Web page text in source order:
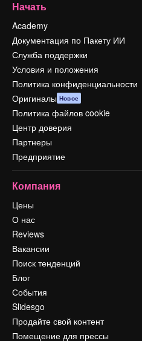
Начать
Academy
Документация по Пакету ИИ
Служба поддержки
Условия и положения
Политика конфиденциальности
Оригиналы Новое
Политика файлов cookie
Центр доверия
Партнеры
Предприятие
Компания
Цены
О нас
Reviews
Вакансии
Поиск тенденций
Блог
События
Slidesgo
Продайте свой контент
Помещение для прессы